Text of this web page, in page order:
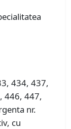
434, 437,
446, 447,
nr.
cu